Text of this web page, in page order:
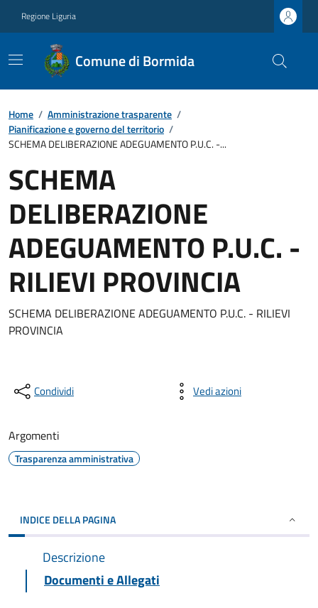
Regione Liguria
Comune di Bormida
Home / Amministrazione trasparente /
Pianificazione e governo del territorio /
SCHEMA DELIBERAZIONE ADEGUAMENTO P.U.C. -...
SCHEMA
DELIBERAZIONE
ADEGUAMENTO P.U.C. -
RILIEVI PROVINCIA
SCHEMA DELIBERAZIONE ADEGUAMENTO P.U.C. - RILIEVI
PROVINCIA
Condividi Vedi azioni
Argomenti
Trasparenza amministrativa
INDICE DELLA PAGINA
Descrizione
Documenti e Allegati